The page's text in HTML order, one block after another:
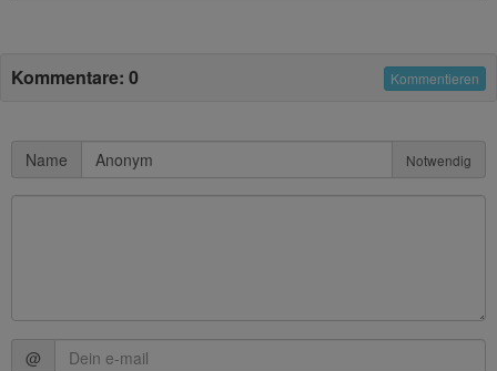
zahlen!
Kommentare: 0 Kommentieren
Name Notwendig
@